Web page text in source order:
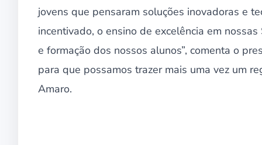
jovens que pensaram soluções inovadoras e
incentivado, o ensino de excelência em
e formação dos nossos alunos”, comenta o
para que possamos trazer mais uma vez um
Amaro.